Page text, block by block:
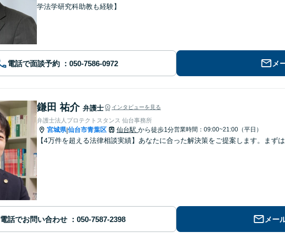
学法学研究科助教も経験】
電話で面談予約 メ
鎌田 祐介 弁護士 インタビューを見る
弁護士法人プロテクトスタンス 仙台事務所
宮城県|仙台市青葉区 仙台駅 から徒歩1分営業時間：09:00~21:00（平日）
【4万件を超える法律相談実績】あなたに合った解決策をご提案します。まず
電話でお問い合わせ メー